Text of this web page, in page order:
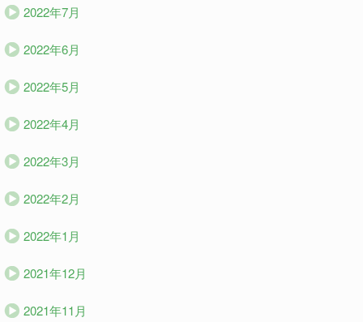
2022年7月
2022年6月
2022年5月
2022年4月
2022年3月
2022年2月
2022年1月
2021年12月
2021年11月